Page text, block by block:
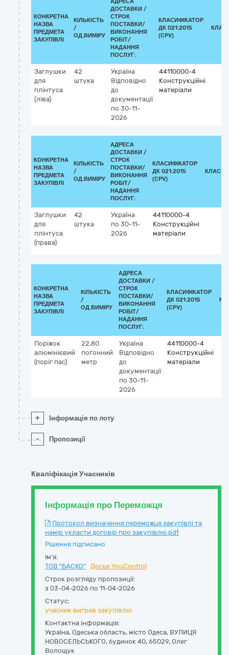
КОНКРЕТНА
НАЗВА
ПРЕДМЕТА
ЗАКУПІВЛІ
КІЛЬКІСТЬ
/
ОД.ВИМІРУ
ДОСТАВКИ /
СТРОК
ПОСТАВКИ/
ВИКОНАННЯ
РОБІТ/
НАДАННЯ
ПОСЛУГ:
КЛАСИФІКАТОР
ДК 021:2015
(CPV)
Заглушки
для
плінтуса
(ліва)
42
штука
Україна
Відповідно
до
документації
по 30-11-
2026
44110000-4
Конструкційні
матеріали
КОНКРЕТНА
НАЗВА
ПРЕДМЕТА
ЗАКУПІВЛІ
КІЛЬКІСТЬ
/
ОД.ВИМІРУ
АДРЕСА
ДОСТАВКИ /
СТРОК
ПОСТАВКИ/
ВИКОНАННЯ
РОБІТ/
НАДАННЯ
ПОСЛУГ:
КЛАСИФІКАТОР
ДК 021:2015
(CPV)
Заглушки
для
плінтуса
(права)
42
штука
Україна
по 30-11-
2026
44110000-4
Конструкційні
матеріали
КОНКРЕТНА
НАЗВА
ПРЕДМЕТА
ЗАКУПІВЛІ
КІЛЬКІСТЬ
/
ОД.ВИМІРУ
АДРЕСА
ДОСТАВКИ /
СТРОК
ПОСТАВКИ/
ВИКОНАННЯ
РОБІТ/
НАДАННЯ
ПОСЛУГ:
КЛАСИФІКАТОР
ДК 021:2015
(CPV)
Поріжок
алюмінієвий
(поріг пас)
22,80
погонний
метр
Україна
Відповідно
до
документації
по 30-11-
2026
44110000-4
Конструкційні
матеріали
+ Інформація по лоту
- Пропозиції
Кваліфікація Учасників
Інформація про Переможця
Протокол визначення переможця закупівлі та
намір укласти договір про закупівлю.pdf
Рішення підписано
Ім'я:
ТОВ "БАСКО"
Досьє YouControl
Строк розгляду пропозиції:
з 03-04-2026 по 11-04-2026
Статус:
учасник виграв закупівлю
Контактна інформація:
Україна, Одеська область, місто Одеса, ВУЛИЦЯ
НОВОСЕЛЬСЬКОГО, будинок 40, 65029, Олег
Волощук